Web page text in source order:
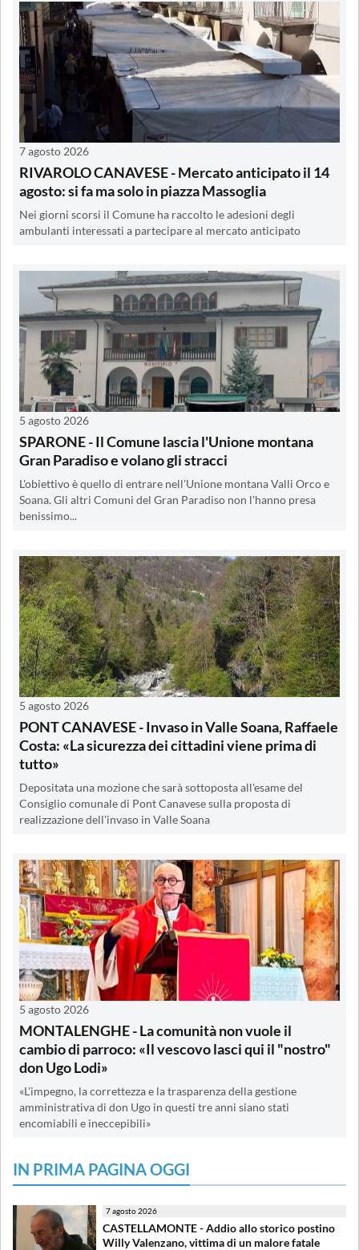
7 agosto 2026
RIVAROLO CANAVESE - Mercato anticipato il 14
agosto: si fa ma solo in piazza Massoglia
Nei giorni scorsi il Comune ha raccolto le adesioni degli
ambulanti interessati a partecipare al mercato anticipato
5 agosto 2026
SPARONE - Il Comune lascia l'Unione montana
Gran Paradiso e volano gli stracci
L'obiettivo è quello di entrare nell'Unione montana Valli Orco e
Soana. Gli altri Comuni del Gran Paradiso non l'hanno presa
benissimo...
5 agosto 2026
PONT CANAVESE - Invaso in Valle Soana, Raffaele
Costa: «La sicurezza dei cittadini viene prima di
tutto»
Depositata una mozione che sarà sottoposta all'esame del
Consiglio comunale di Pont Canavese sulla proposta di
realizzazione dell'invaso in Valle Soana
5 agosto 2026
MONTALENGHE - La comunità non vuole il
cambio di parroco: «Il vescovo lasci qui il "nostro"
don Ugo Lodi»
«L'impegno, la correttezza e la trasparenza della gestione
amministrativa di don Ugo in questi tre anni siano stati
encomiabili e ineccepibili»
IN PRIMA PAGINA OGGI
7 agosto 2026
CASTELLAMONTE - Addio allo storico postino
Willy Valenzano, vittima di un malore fatale